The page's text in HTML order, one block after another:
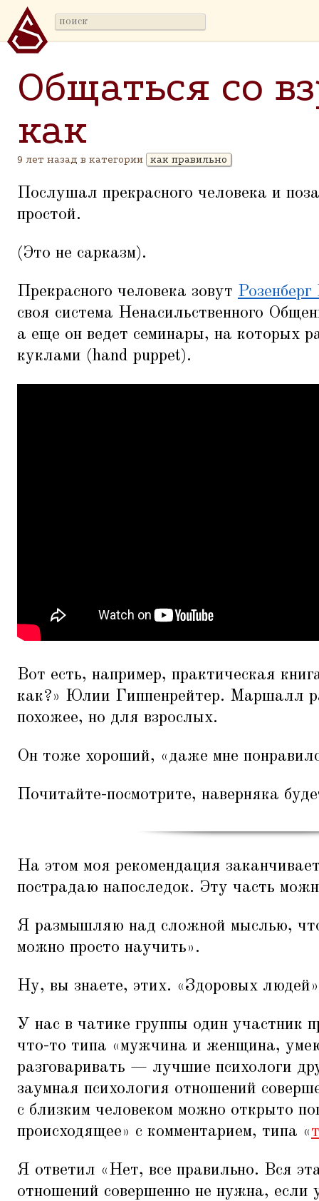
Общаться со
как
9 лет назад в категории как правильно
Послушал прекрасного человека и
простой.
(Это не сарказм).
Прекрасного человека зовут
своя система Ненасильственного
а еще он ведет семинары, на которых
куклами (hand puppet).
Вот есть, например, практическая
как?» Юлии Гиппенрейтер. Маршалл
похожее, но для взрослых.
Он тоже хороший, «даже мне
Почитайте-посмотрите, наверняка
На этом моя рекомендация
пострадаю напоследок. Эту часть
Я размышляю над сложной мыслью,
можно просто научить».
Ну, вы знаете, этих. «Здоровых
У нас в чатике группы один участник
что-то типа «мужчина и женщина,
разговаривать — лучшие психологи
заумная психология отношений
с близким человеком можно открыто
происходящее» с комментарием, типа «
Я ответил «Нет, все правильно. Вся
отношений совершенно не нужна, если